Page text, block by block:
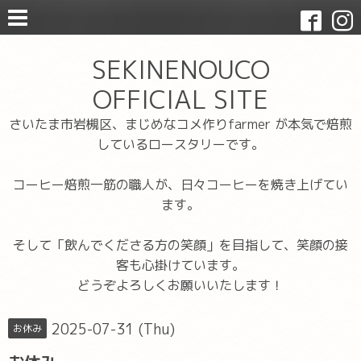
SEKINENOUCO
OFFICIAL SITE
さいたま市岩槻区、まじめなコメ作りfarmer が本気で焙煎
しているロースタリーです。
コーヒー焙煎一筋の職人が、日々コーヒーを焼き上げてい
ます。
そして「飲んでくださる方の笑顔」を目指して、笑顔の接
客も心掛けています。
どうぞよろしくお願いいたします！
お休み 2025-07-31 (Thu)